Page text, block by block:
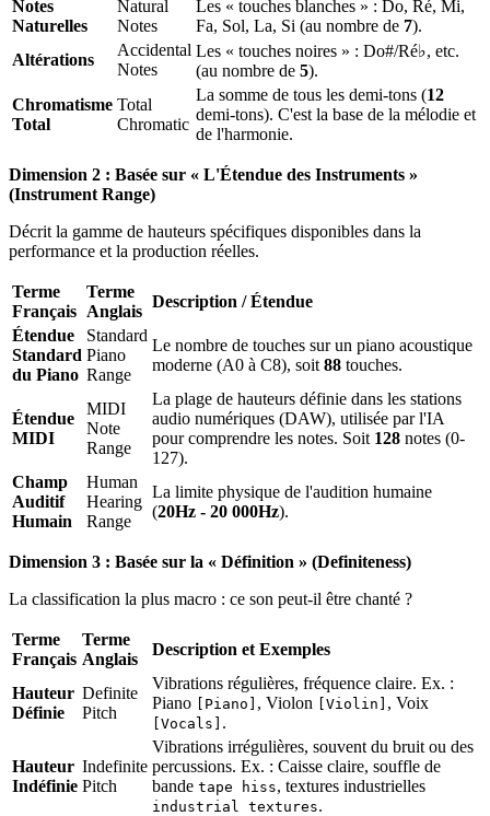
Notes
Naturelles
Natural
Notes
Les « touches blanches » : Do, Ré, Mi,
Fa, Sol, La, Si (au nombre de 7).
Altérations
Accidental
Notes
Les « touches noires » : Do#/Ré♭, etc.
(au nombre de 5).
Chromatisme
Total
Total
Chromatic
La somme de tous les demi-tons (12
demi-tons). C'est la base de la mélodie et
de l'harmonie.
Dimension 2 : Basée sur « L'Étendue des Instruments »
(Instrument Range)
Décrit la gamme de hauteurs spécifiques disponibles dans la
performance et la production réelles.
Terme
Français
Terme
Anglais
Description / Étendue
Étendue
Standard
du Piano
Standard
Piano
Range
Le nombre de touches sur un piano acoustique
moderne (A0 à C8), soit 88 touches.
Étendue
MIDI
MIDI
Note
Range
La plage de hauteurs définie dans les stations
audio numériques (DAW), utilisée par l'IA
pour comprendre les notes. Soit 128 notes (0-
127).
Champ
Auditif
Humain
Human
Hearing
Range
La limite physique de l'audition humaine
(20Hz - 20 000Hz).
Dimension 3 : Basée sur la « Définition » (Definiteness)
La classification la plus macro : ce son peut-il être chanté ?
Terme
Français
Terme
Anglais
Description et Exemples
Hauteur
Définie
Definite
Pitch
Vibrations régulières, fréquence claire. Ex. :
Piano
[Piano] , Violon [Violin] , Voix
[Vocals] .
Hauteur
Indéfinie
Indefinite
Pitch
Vibrations irrégulières, souvent du bruit ou des
percussions. Ex. : Caisse claire, souffle de
bande tape hiss, textures industrielles
industrial textures.